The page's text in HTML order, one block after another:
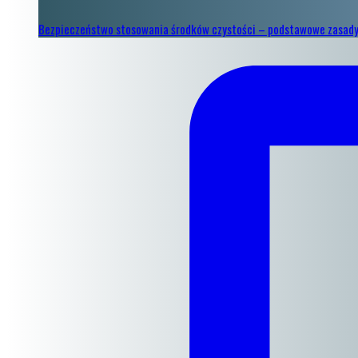
Bezpieczeństwo stosowania środków czystości – podstawowe zasady